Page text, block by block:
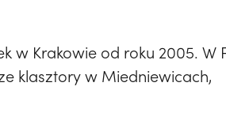
w Krakowie od roku 2005. W
klasztory w Miedniewicach,